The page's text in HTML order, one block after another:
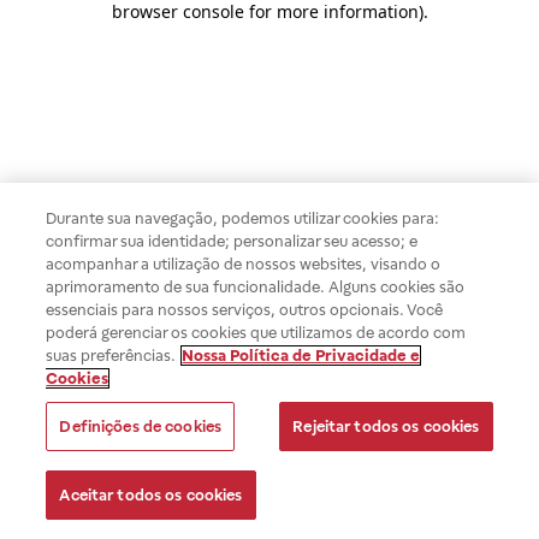
browser console for more information).
Durante sua navegação, podemos utilizar cookies para:
confirmar sua identidade; personalizar seu acesso; e
acompanhar a utilização de nossos websites, visando o
aprimoramento de sua funcionalidade. Alguns cookies são
essenciais para nossos serviços, outros opcionais. Você
poderá gerenciar os cookies que utilizamos de acordo com
suas preferências. Nossa Política de Privacidade e
Cookies
Definições de cookies Rejeitar todos os cookies
Aceitar todos os cookies